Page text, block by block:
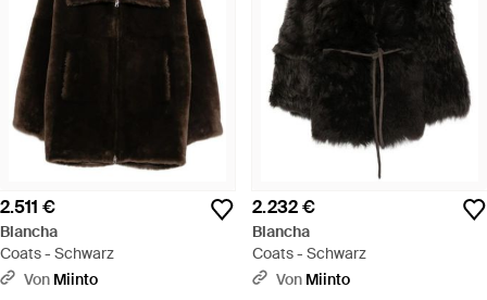
2.511 €
Blancha
Coats - Schwarz
Von Miinto
2.232 €
Blancha
Coats - Schwarz
Von Miinto